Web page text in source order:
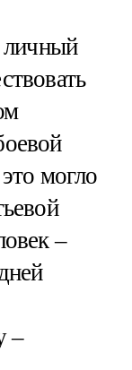
личный
могло
–
–